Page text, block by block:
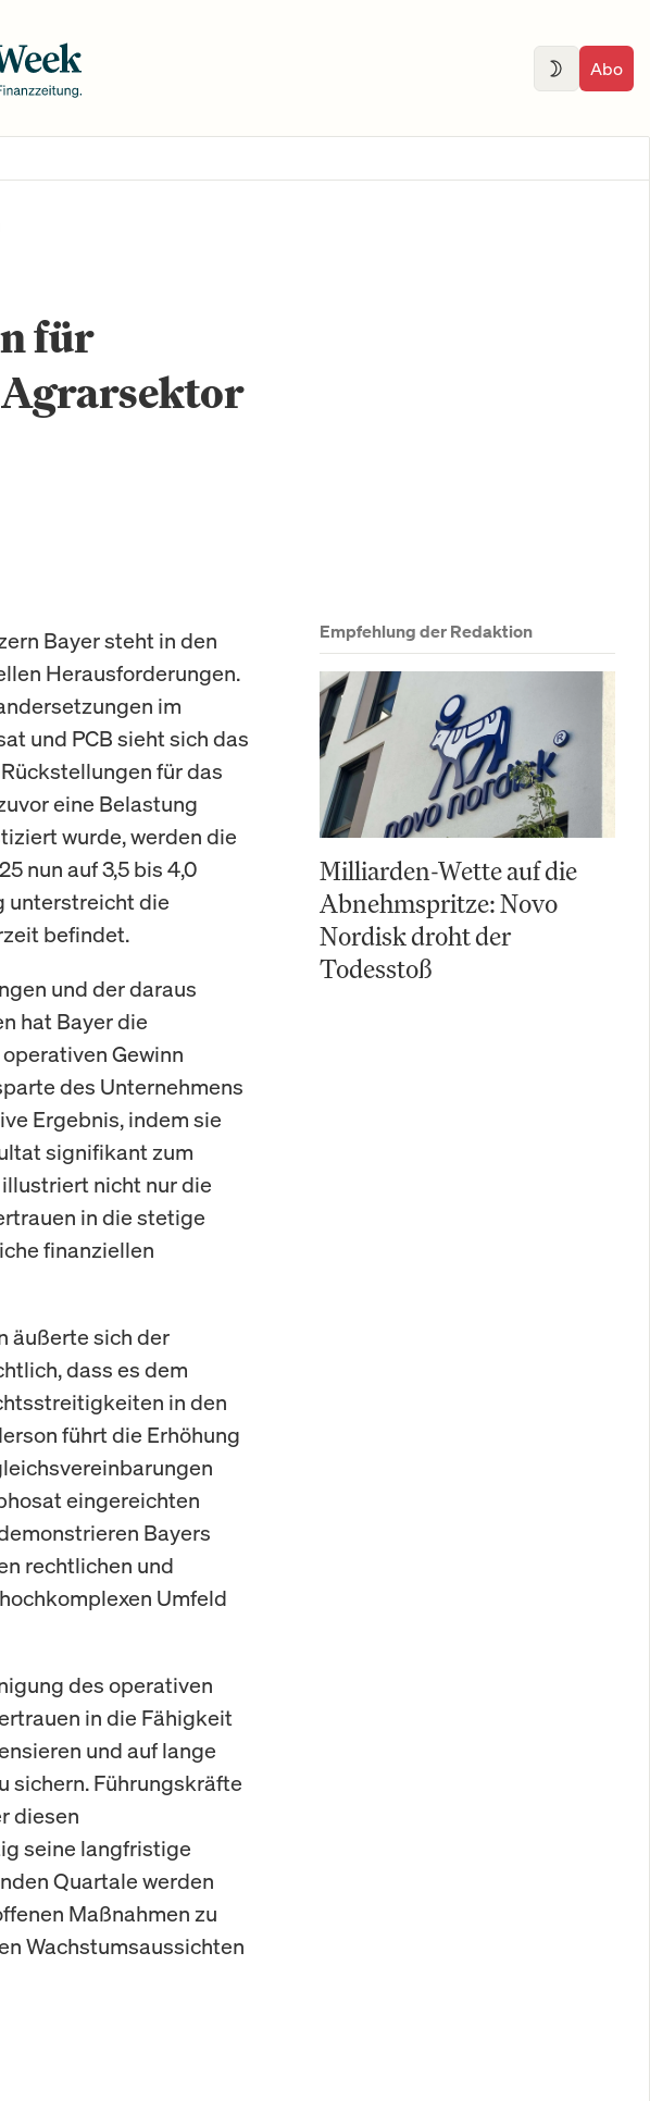
Abo
für
Agrarsektor
Bayer steht in den
Herausforderungen.
im
und PCB sieht sich das
für das
eine Belastung
wurde, werden die
nun auf 3,5 bis 4,0
unterstreicht die
befindet.
und der daraus
hat Bayer die
Gewinn
des Unternehmens
Ergebnis, indem sie
signifikant zum
nicht nur die
in die stetige
finanziellen
äußerte sich der
dass es dem
in den
führt die Erhöhung
eingereichten
Bayers
rechtlichen und
Umfeld
des operativen
in die Fähigkeit
und auf lange
sichern. Führungskräfte
diesen
seine langfristige
Quartale werden
Maßnahmen zu
Wachstumsaussichten
Empfehlung der Redaktion
Milliarden-Wette auf die
Abnehmspritze: Novo
Nordisk droht der
Todesstoß